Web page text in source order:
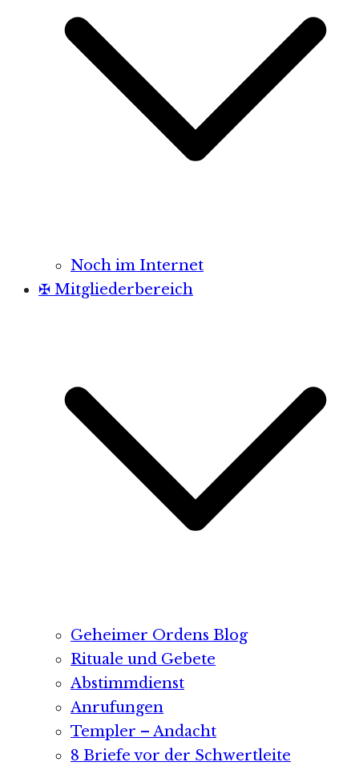
Noch im Internet
✠ Mitgliederbereich
Geheimer Ordens Blog
Rituale und Gebete
Abstimmdienst
Anrufungen
Templer – Andacht
8 Briefe vor der Schwertleite